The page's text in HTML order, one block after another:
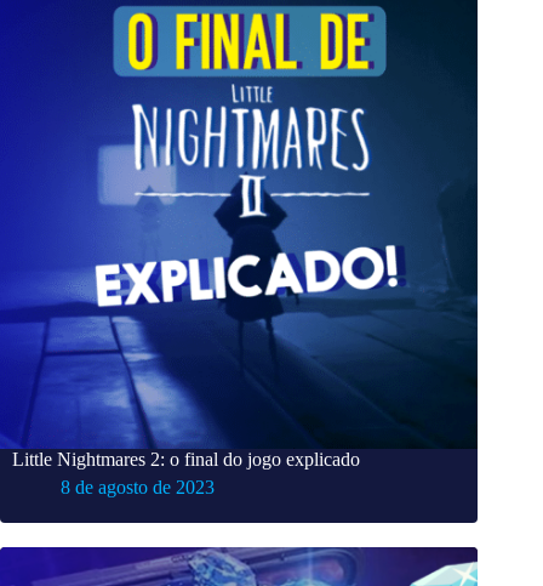
Little Nightmares 2: o final do jogo explicado
8 de agosto de 2023